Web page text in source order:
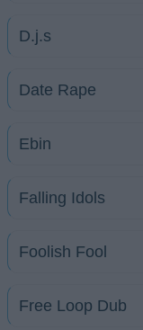
D.j.s
Date Rape
Ebin
Falling Idols
Foolish Fool
Free Loop Dub